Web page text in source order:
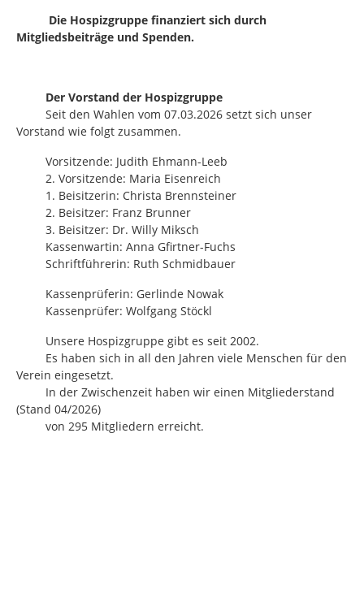
Die Hospizgruppe finanziert sich durch
Mitgliedsbeiträge und Spenden.
Der Vorstand der Hospizgruppe
Seit den Wahlen vom 07.03.2026 setzt sich unser
Vorstand wie folgt zusammen.
Vorsitzende: Judith Ehmann-Leeb
2. Vorsitzende: Maria Eisenreich
1. Beisitzerin: Christa Brennsteiner
2. Beisitzer: Franz Brunner
3. Beisitzer: Dr. Willy Miksch
Kassenwartin: Anna Gfirtner-Fuchs
Schriftführerin: Ruth Schmidbauer
Kassenprüferin: Gerlinde Nowak
Kassenprüfer: Wolfgang Stöckl
Unsere Hospizgruppe gibt es seit 2002.
Es haben sich in all den Jahren viele Menschen für den
Verein eingesetzt.
In der Zwischenzeit haben wir einen Mitgliederstand
(Stand 04/2026)
von 295 Mitgliedern erreicht.